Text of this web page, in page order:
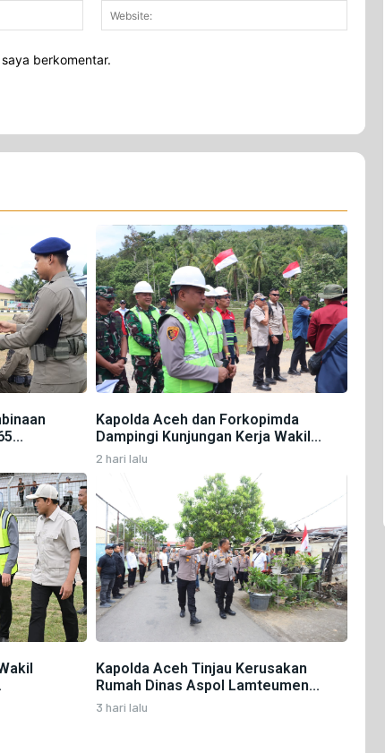
Email:*
berkomentar.
Kapolda Aceh dan Forkopimda
Dampingi Kunjungan Kerja Wakil...
2 hari lalu
Kapolda Aceh Tinjau Kerusakan
Rumah Dinas Aspol Lamteumen...
3 hari lalu